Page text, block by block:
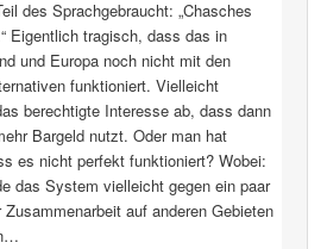
des Sprachgebraucht: „Chasches
Eigentlich tragisch, dass das in
und Europa noch nicht mit den
funktioniert. Vielleicht
berechtigte Interesse ab, dass dann
Bargeld nutzt. Oder man hat
es nicht perfekt funktioniert? Wobei:
das System vielleicht gegen ein paar
auf anderen Gebieten